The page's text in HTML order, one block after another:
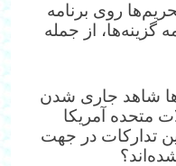
روی برنامه
گزینه‌ها، از جمله
شاهد جاری شدن
متحده آمریکا
تدارکات در جهت